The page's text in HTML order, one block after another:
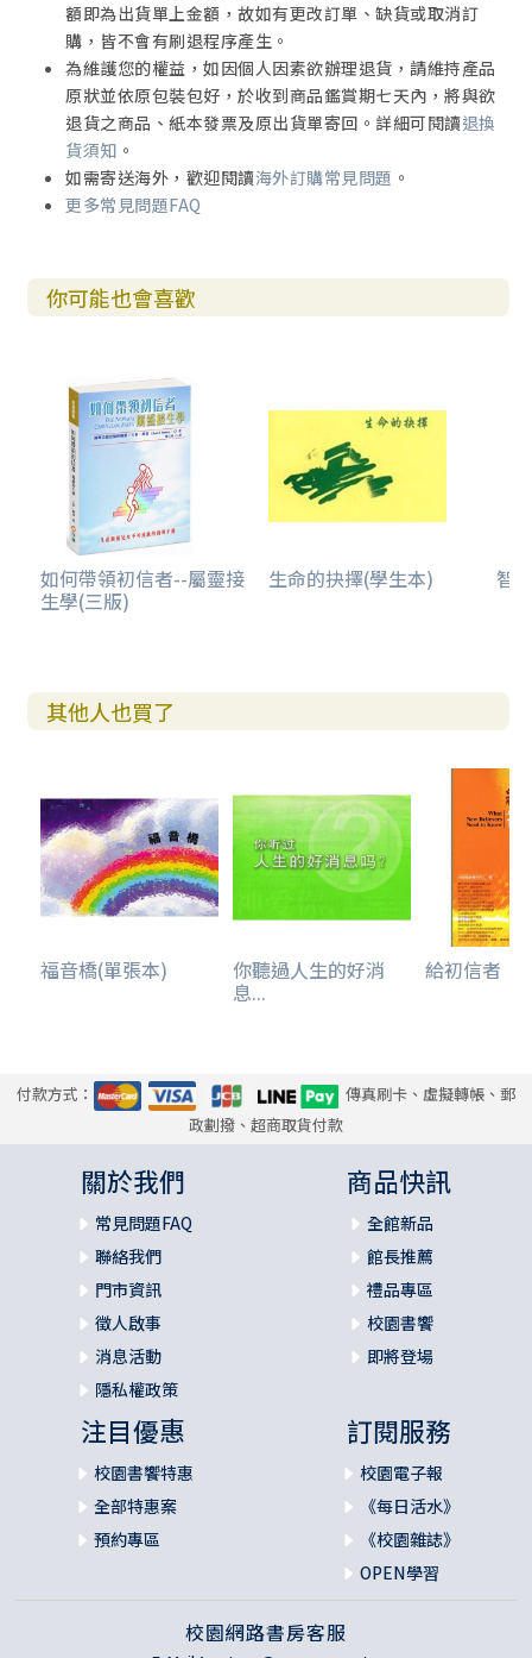
額即為出貨單上金額，故如有更改訂單、缺貨或取消訂
購，皆不會有刷退程序產生。
為維護您的權益，如因個人因素欲辦理退貨，請維持產品
原狀並依原包裝包好，於收到商品鑑賞期七天內，將與欲
退貨之商品、紙本發票及原出貨單寄回。詳細可閱讀退換
貨須知 。
如需寄送海外，歡迎閱讀海外訂購常見問題 。
更多常見問題FAQ
你可能也會喜歡
如何帶領初信者--屬靈接
生學(三版)
生命的抉擇(學生本) 智
其他人也買了
福音橋(單張本) 你聽過人生的好消
息...
給初信者
付款方式：
傳真刷卡、虛擬轉帳、郵
政劃撥、超商取貨付款
關於我們
常見問題FAQ
聯絡我們
門市資訊
徵人啟事
消息活動
隱私權政策
商品快訊
全館新品
館長推薦
禮品專區
校園書饗
即將登場
注目優惠
校園書饗特惠
全部特惠案
預約專區
訂閱服務
校園電子報
《每日活水》
《校園雜誌》
OPEN學習
校園網路書房客服